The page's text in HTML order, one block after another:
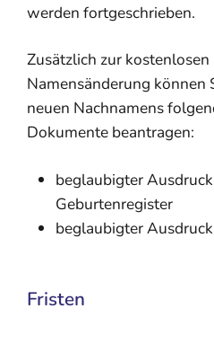
werden fortgeschrieben.
Zusätzlich zur
Namensänderung können
neuen Nachnamens
Dokumente beantragen:
beglaubigter
Geburtenregister
beglaubigter
Fristen